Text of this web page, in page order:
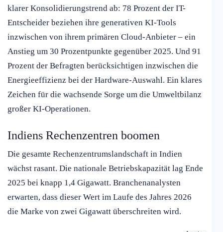
klarer Konsolidierungstrend ab: 78 Prozent der IT-
Entscheider beziehen ihre generativen KI-Tools
inzwischen von ihrem primären Cloud-Anbieter – ein
Anstieg um 30 Prozentpunkte gegenüber 2025. Und 91
Prozent der Befragten berücksichtigen inzwischen die
Energieeffizienz bei der Hardware-Auswahl. Ein klares
Zeichen für die wachsende Sorge um die Umweltbilanz
großer KI-Operationen.
Indiens Rechenzentren boomen
Die gesamte Rechenzentrumslandschaft in Indien
wächst rasant. Die nationale Betriebskapazität lag Ende
2025 bei knapp 1,4 Gigawatt. Branchenanalysten
erwarten, dass dieser Wert im Laufe des Jahres 2026
die Marke von zwei Gigawatt überschreiten wird.